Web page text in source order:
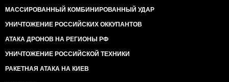
МАССИРОВАННЫЙ КОМБИНИРОВАННЫЙ УДАР
УНИЧТОЖЕНИЕ РОССИЙСКИХ ОККУПАНТОВ
АТАКА ДРОНОВ НА РЕГИОНЫ РФ
УНИЧТОЖЕНИЕ РОССИЙСКОЙ ТЕХНИКИ
РАКЕТНАЯ АТАКА НА КИЕВ